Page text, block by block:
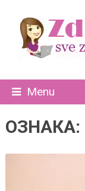
Menu
ОЗНАКА: